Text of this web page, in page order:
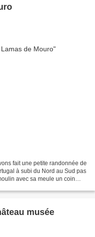
fait une petite randonnée de
à subi du Nord au Sud pas
avec sa meule un coin
musée